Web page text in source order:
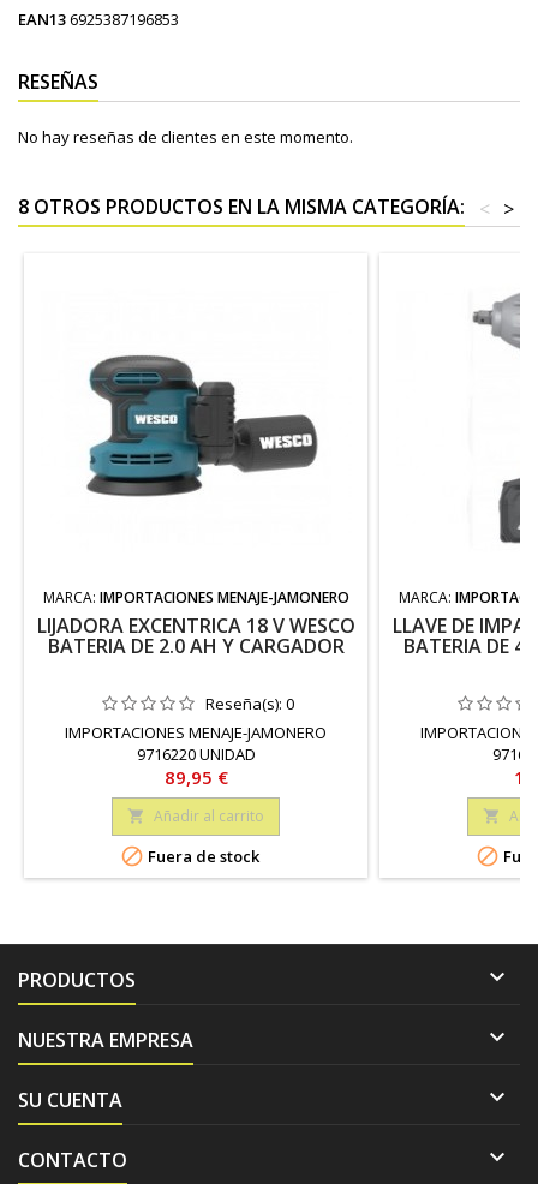
EAN136925387196853
RESEÑAS
No hay reseñas de clientes en este momento.
8 OTROS PRODUCTOS EN LA MISMA CATEGORÍA: >
<
MARCA: IMPORTACIONES MENAJE-JAMONERO
LIJADORA EXCENTRICA 18 V WESCO
BATERIA DE 2.0 AH Y CARGADOR
Reseña(s): 0
IMPORTACIONES MENAJE-JAMONERO
9716220 UNIDAD
Precio
89,95 €
 Añadir al carrito
 Fuera de stock
MARCA:
LLAVE DE
BATERIA DE


PRODUCTOS 
NUESTRA EMPRESA 
SU CUENTA 
CONTACTO 